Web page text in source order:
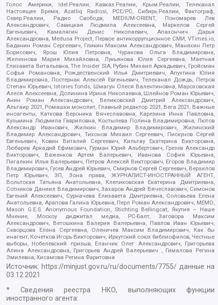
Голос Америки, Idel.Реалии, Кавказ.Реалии, Крым.Реалии, Телеканал
Настоящее Время, Azatliq Radiosi, PCE/PC, Сибирь.Реалии, Фактограф,
Север.Реалии, Радио Свобода, MEDIUM-ORIENT, Пономарев Лев
Александрович, Савицкая Людмила Алексеевна, Маркелов Сергей
Евгеньевич, Камалягин Денис Николаевич, Апахончич Дарья
Александровна, Medusa Project, Первое антикоррупционное СМИ, VTimes.io,
Баданин Роман Сергеевич, Гликин Максим Александрович, Маняхин Петр
Борисович, Ярош Юлия Петровна, Чуракова Ольга Владимировна,
Железнова Мария Михайловна, Лукьянова Юлия Сергеевна, Маетная
Елизавета Витальевна, The Insider SIA, Рубин Михаил Аркадьевич, Гройсман
Софья Романовна, Рождественский Илья Дмитриевич, Апухтина Юлия
Владимировна, Постернак Алексей Евгеньевич, Телеканал Дождь, Петров
Степан Юрьевич, Istories fonds, Шмагун Олеся Валентиновна, Мароховская
Алеся Алексеевна, Долинина Ирина Николаевна, Шлейнов Роман Юрьевич,
Анин Роман Александрович, Великовский Дмитрий Александрович,
Альтаир 2021, Ромашки монолит, Главный редактор 2021, Вега 2021, Важные
иноагенты, Каткова Вероника Вячеславовна, Карезина Инна Павловна,
Кузьмина Людмила Гавриловна, Костылева Полина Владимировна, Лютов
Александр Иванович, Жилкин Владимир Владимирович, Жилинский
Владимир Александрович, Тихонов Михаил Сергеевич, Пискунов Сергей
Евгеньевич, Ковин Виталий Сергеевич, Кильтау Екатерина Викторовна,
Любарев Аркадий Ефимович, Гурман Юрий Альбертович, Грезев Александр
Викторович, Важенков Артем Валерьевич, Иванова София Юрьевна,
Пигалкин Илья Валерьевич, Петров Алексей Викторович, Егоров Владимир
Владимирович, Гусев Андрей Юрьевич, Смирнов Сергей Сергеевич, Верзилов
Петр Юрьевич, ЗП, Зона права, ЖУРНАЛИСТ-ИНОСТРАННЫЙ АГЕНТ,
Вольтская Татьяна Анатольевна, Клепиковская Екатерина Дмитриевна,
Сотников Даниил Владимирович, Захаров Андрей Вячеславович, Симонов
Евгений Алексеевич, Сурначева Елизавета Дмитриевна, Соловьева Елена
Анатольевна, Арапова Галина Юрьевна, Перл Роман Александрович, МЕМО,
Mason G.E.S. Anonymous Foundation, Stichting Bellingcat, Якутия – Наше
Мнение, Москоу диджитал медиа, РС-Балт, Заговора Максим
Александрович, Ветошкина Валерия Валерьевна, Павлов Иван Юрьевич,
Скворцова Елена Сергеевна, Оленичев Максим Владимирович, Как бы
инагент, Кочетков Игорь Викторович, Иркутский союз библиофилов, Честные
выборы, Нобелевский призыв, Еланчик Олег Александрович, Григорьева
Алина Александровна, Григорьев Андрей Валерьевич , Гималова Регина
Эмилевна, Хисамова Регина Фаритовна
Источник: https://minjust.gov.ru/ru/documents/7755/ данные на
03.12.2021
* Сведения реестра НКО, выполняющих функции
иностранного агента: